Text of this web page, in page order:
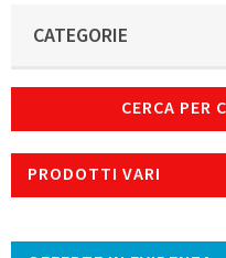
CATEGORIE
CERCA PER
PRODOTTI VARI